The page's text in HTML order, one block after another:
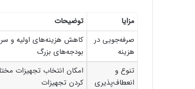
مزایا
توضیحات
صرفه‌جویی در
هزینه
کاهش هزینه‌های اولیه و
بودجه‌های بزرگ
تنوع و
انعطاف‌پذیری
امکان انتخاب تجهیزات
کردن تجهیزات